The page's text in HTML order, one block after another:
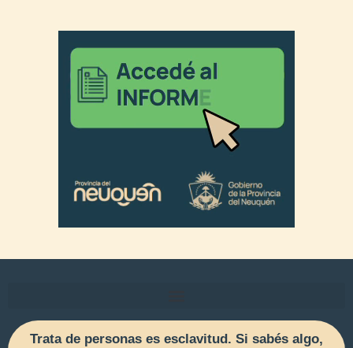
Trata de personas es esclavitud. Si sabés algo,